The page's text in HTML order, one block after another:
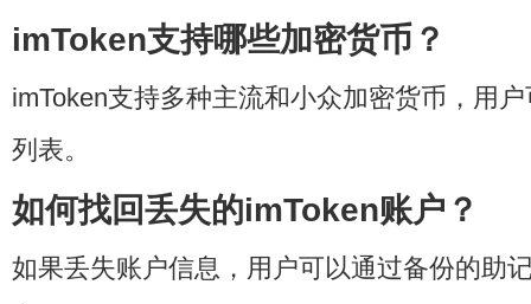
imToken支持哪些加密货币？
imToken支持多种主流和小众加密货币，用
列表。
如何找回丢失的imToken账户？
如果丢失账户信息，用户可以通过备份的助